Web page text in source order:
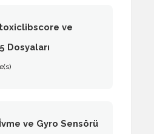
ve
Dosyaları
ve Gyro Sensörü